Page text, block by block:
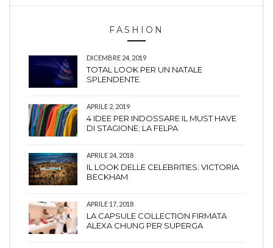
FASHION
DICEMBRE 24, 2019
TOTAL LOOK PER UN NATALE
SPLENDENTE
APRILE 2, 2019
4 IDEE PER INDOSSARE IL MUST HAVE
DI STAGIONE: LA FELPA
APRILE 24, 2018
IL LOOK DELLE CELEBRITIES: VICTORIA
BECKHAM
APRILE 17, 2018
LA CAPSULE COLLECTION FIRMATA
ALEXA CHUNG PER SUPERGA